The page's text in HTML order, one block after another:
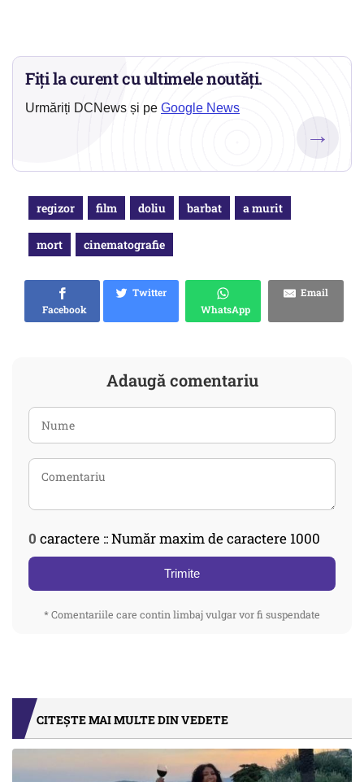
Fiți la curent cu ultimele noutăți.
Urmăriți DCNews și pe Google News
→
regizor film doliu barbat a murit
mort cinematografie
Facebook
Twitter
WhatsApp
Email
Adaugă comentariu
0 caractere :: Număr maxim de caractere 1000
Trimite
* Comentariile care contin limbaj vulgar vor fi suspendate
CITEȘTE MAI MULTE DIN VEDETE